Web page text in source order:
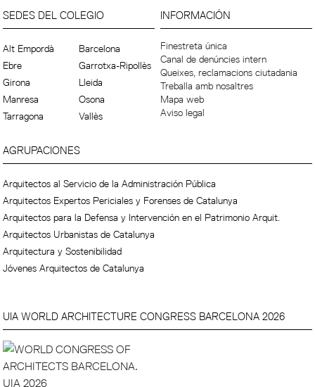
SEDES DEL COLEGIO
Alt Empordà
Barcelona
Ebre
Garrotxa-Ripollès
Girona
Lleida
Manresa
Osona
Tarragona
Vallès
INFORMACIÓN
Finestreta única
Canal de denúncies intern
Queixes, reclamacions ciutadania
Treballa amb nosaltres
Mapa web
Aviso legal
AGRUPACIONES
Arquitectos al Servicio de la Administración Pública
Arquitectos Expertos Periciales y Forenses de Catalunya
Arquitectos para la Defensa y Intervención en el Patrimonio Arquit.
Arquitectos Urbanistas de Catalunya
Arquitectura y Sostenibilidad
Jóvenes Arquitectos de Catalunya
UIA WORLD ARCHITECTURE CONGRESS BARCELONA 2026